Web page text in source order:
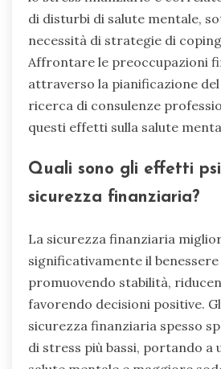
di disturbi di salute mentale,
necessità di strategie di
Affrontare le preoccupazioni
attraverso la pianificazione del
ricerca di consulenze
questi effetti sulla salute
Quali sono gli effetti
sicurezza finanziaria?
La sicurezza finanziaria
significativamente il
promuovendo stabilità,
favorendo decisioni positive.
sicurezza finanziaria spesso
di stress più bassi, portando a